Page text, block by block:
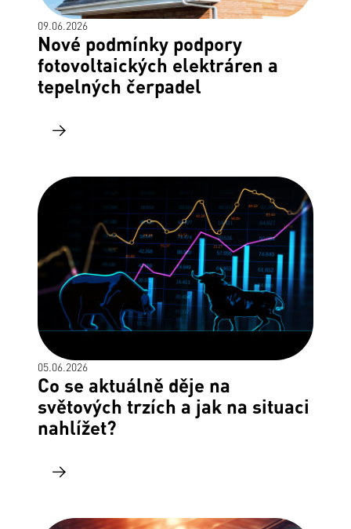
09.06.2026
Nové podmínky podpory
fotovoltaických elektráren a
tepelných čerpadel
05.06.2026
Co se aktuálně děje na
světových trzích a jak na situaci
nahlížet?